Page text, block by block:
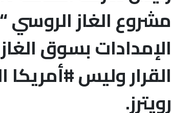
الإمدادات بسوق
القرار وليس
رويترز.